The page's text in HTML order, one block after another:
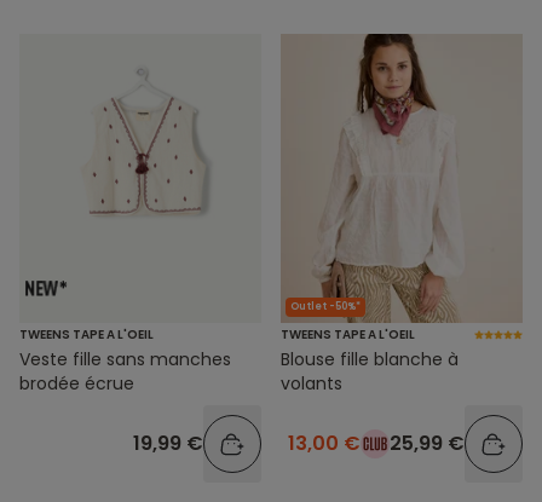
TWEENS TAPE A L'OEIL
Veste fille sans manches
brodée écrue
19,99 €
Outlet -50%*
TWEENS TAPE A L'OEIL
Blouse fille blanche à
volants
13,00 € 25,99 €